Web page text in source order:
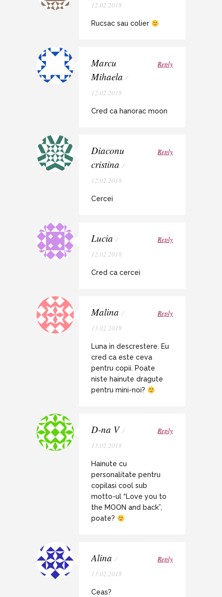
12.02.2018
Rucsac sau colier
Marcu
Mihaela /
12.02.2018
Reply
Cred ca hanorac moon
Diaconu
cristina /
12.02.2018
Reply
Cercei
Lucia /
12.02.2018
Reply
Cred ca cercei
Malina /
13.02.2018
Reply
Luna in descrestere. Eu
cred ca este ceva
pentru copii. Poate
niste hainute dragute
pentru mini-noi?
D-na V /
13.02.2018
Reply
Hainute cu
personalitate pentru
copilasi cool sub
motto-ul “Love you to
the MOON and back”,
poate?
Alina /
13.02.2018
Reply
Ceas?